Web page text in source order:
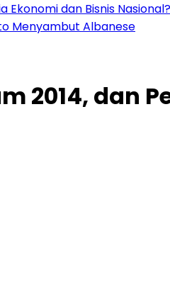
Ekonomi dan Bisnis
Menyambut Albanese
2014, dan